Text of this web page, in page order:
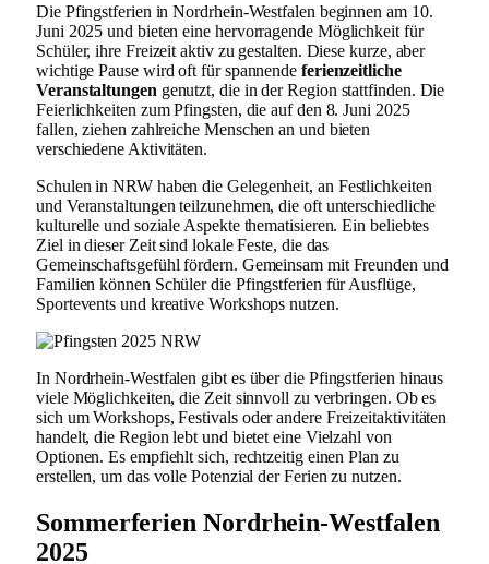
Die Pfingstferien in Nordrhein-Westfalen beginnen am 10.
Juni 2025 und bieten eine hervorragende Möglichkeit für
Schüler, ihre Freizeit aktiv zu gestalten. Diese kurze, aber
wichtige Pause wird oft für spannende ferienzeitliche
Veranstaltungen genutzt, die in der Region stattfinden. Die
Feierlichkeiten zum Pfingsten, die auf den 8. Juni 2025
fallen, ziehen zahlreiche Menschen an und bieten
verschiedene Aktivitäten.
Schulen in NRW haben die Gelegenheit, an Festlichkeiten
und Veranstaltungen teilzunehmen, die oft unterschiedliche
kulturelle und soziale Aspekte thematisieren. Ein beliebtes
Ziel in dieser Zeit sind lokale Feste, die das
Gemeinschaftsgefühl fördern. Gemeinsam mit Freunden und
Familien können Schüler die Pfingstferien für Ausflüge,
Sportevents und kreative Workshops nutzen.
In Nordrhein-Westfalen gibt es über die Pfingstferien hinaus
viele Möglichkeiten, die Zeit sinnvoll zu verbringen. Ob es
sich um Workshops, Festivals oder andere Freizeitaktivitäten
handelt, die Region lebt und bietet eine Vielzahl von
Optionen. Es empfiehlt sich, rechtzeitig einen Plan zu
erstellen, um das volle Potenzial der Ferien zu nutzen.
Sommerferien Nordrhein-Westfalen
2025